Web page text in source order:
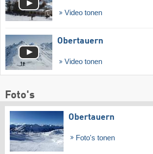
Video tonen
Obertauern
Video tonen
Foto's
Obertauern
Foto's tonen